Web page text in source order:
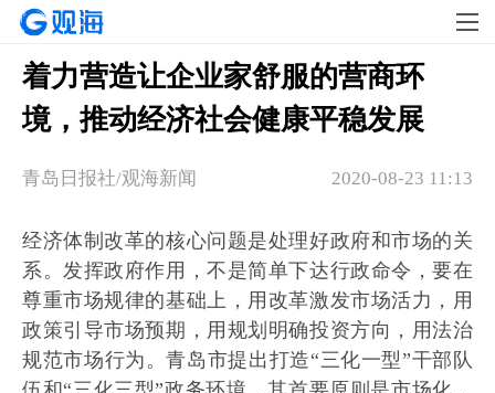
着力营造让企业家舒服的营商环
境，推动经济社会健康平稳发展
2020-08-23 11:13
青岛日报社/观海新闻
经济体制改革的核心问题是处理好政府和市场的关
系。发挥政府作用，不是简单下达行政命令，要在
尊重市场规律的基础上，用改革激发市场活力，用
政策引导市场预期，用规划明确投资方向，用法治
规范市场行为。青岛市提出打造“三化一型”干部队